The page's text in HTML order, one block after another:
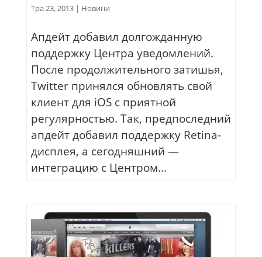
Тра 23, 2013| Новини
Апдейт добавил долгожданную
поддержку Центра уведомлений.
После продолжительного затишья,
Twitter принялся обновлять свой
клиент для iOS с приятной
регулярностью. Так, предпоследний
апдейт добавил поддержку Retina-
дисплея, а сегодняшний —
интеграцию с Центром...